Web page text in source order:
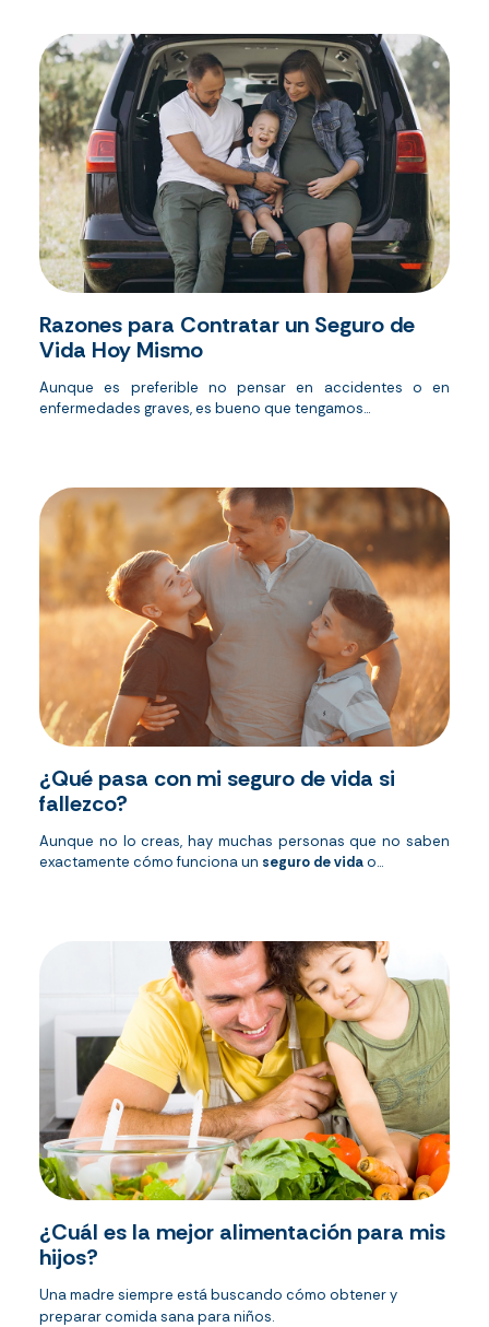
Razones para Contratar un Seguro de
Vida Hoy Mismo
Aunque es preferible no pensar en accidentes o en
enfermedades graves, es bueno que tengamos...
¿Qué pasa con mi seguro de vida si
fallezco?
Aunque no lo creas, hay muchas personas que no saben
exactamente cómo funciona un seguro de vidao...
¿Cuál es la mejor alimentación para mis
hijos?
Una madre siempre está buscando cómo obtener y
preparar comida sana para niños.